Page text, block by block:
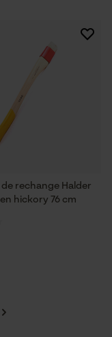
de rechange Halder
hickory 76 cm